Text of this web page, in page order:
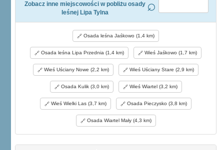
Zobacz inne miejscowości w pobliżu osady
leśnej Lipa Tylna
Osada leśna Jaśkowo (1,4 km)
Osada leśna Lipa Przednia (1,4 km) Wieś Jaśkowo (1,7 km)
Wieś Uściany Nowe (2,2 km) Wieś Uściany Stare (2,9 km)
Osada Kulik (3,0 km) Wieś Wiartel (3,2 km)
Wieś Wielki Las (3,7 km) Osada Pieczysko (3,8 km)
Osada Wiartel Mały (4,3 km)